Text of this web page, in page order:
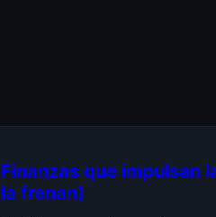
Finanzas que impulsan
la frenan)